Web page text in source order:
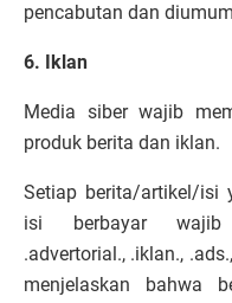
pencabutan dan
6. Iklan
Media siber wajib
produk berita dan iklan.
Setiap berita/artikel/isi
isi berbayar wajib
.advertorial., .iklan.,
menjelaskan bahwa